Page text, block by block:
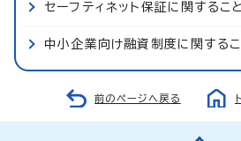
セーフティネット保証に関すること
中小企業向け融資制度に関するこ
前のページへ戻る